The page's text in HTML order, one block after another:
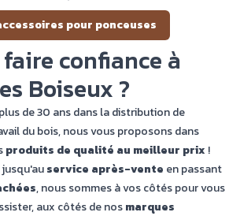
pour ponceuses
confiance à
Boiseux ?
de 30 ans dans la distribution de
du bois, nous vous proposons dans
produits de qualité au meilleur prix !
service après-vente en passant
, nous sommes à vos côtés pour vous
aux côtés de nosmarques